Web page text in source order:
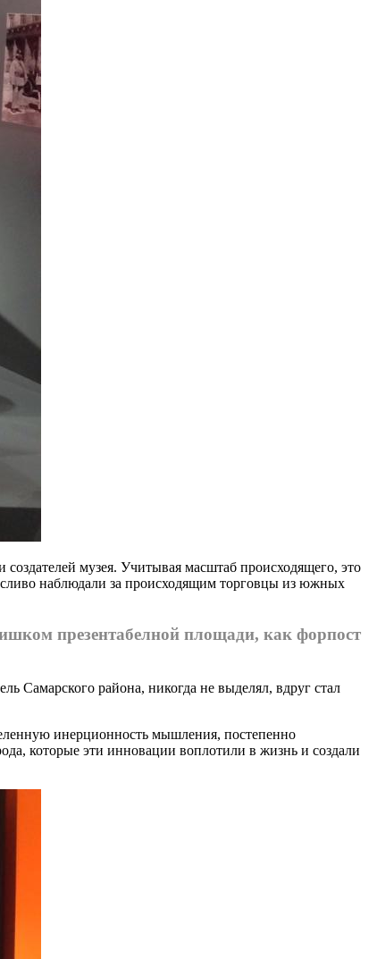
музея. Учитывая масштаб происходящего, это
наблюдали за происходящим торговцы из южных
презентабелной площади, как форпост
Самарского района, никогда не выделял, вдруг стал
инерционность мышления, постепенно
которые эти инновации воплотили в жизнь и создали